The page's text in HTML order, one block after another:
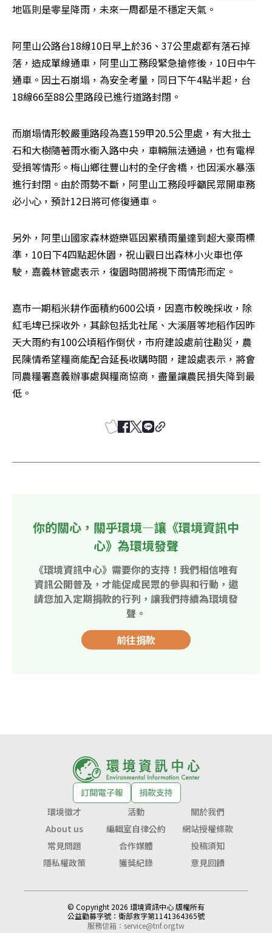
地區則是零星降雨，未來一周都是不穩定天氣。
阿里山公路台18線10日早上於36、37公里處都有落石掉
落，造成單線通車，阿里山工務段緊急搶修後，10日中午
通車。因土石崩塌，為安全考量，同日下午4點半起，台
18線66至88公里路段已進行道路封閉。
而崩塌情形較嚴重路段為嘉159甲20.5公里處，有大批土
石和大樹隨著雨水衝入路中央，車輛無法通過，也有電桿
受損等情形。梅山鄉往豐山村的全仔舍橋，也因溪水暴漲
進行封閉。由於雨勢不斷，阿里山工務段呼籲民眾開車務
必小心，預計12日將可修復通車。
另外，阿里山國家森林遊樂區因累積雨量達到超大豪雨標
準，10日下4四點起休園，祝山觀日出森林小火車也停
駛，嘉義林管處表示，復園時間將視下雨情形而定。
嘉市一期稻米耕作面積約600公頃，因嘉市較晚採收，除
紅毛埤已採收外，其餘包括北社尾、大溪厝等地稻作因昨
天大雨約有100公頃稻作倒伏，市府建設處前往勘災，農
民陳情希望糧商能配合延長收購時間，建設處表示，將會
同農糧署嘉義辦事處與糧商協商，盡量讓農民損失降到最
低。
你的關心，關乎環境—讓《環境資訊中
心》為環境發聲
《環境資訊中心》需要你的支持！我們相信唯有
資訊公開普及，才能促成民眾的參與和行動，邀
請您加入定期捐款的行列，讓我們持續為環境發
聲。
前往捐款
訂閱電子報
捐款支持
環境徵才
活動
關於我們
About us
編輯室自律公約
網站授權條款
常見問題
合作媒體
投稿須知
隱私權政策
獲獎紀錄 意見回饋
© Copyright 2026 環境資訊中心 版權所有
公益勸募字號： 衛部救字第1141364365號
服務信箱： service@tnf.org.tw